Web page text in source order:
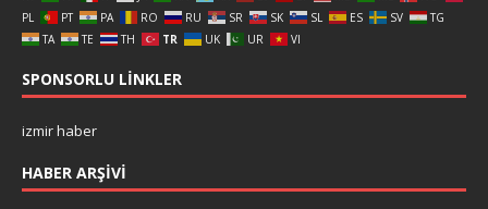
PL
PT PA RO RU SR SK SL ES SV
TG
TA
TE TH TR UK UR VI
SPONSORLU LINKLER
izmir haber
HABER ARŞIVI